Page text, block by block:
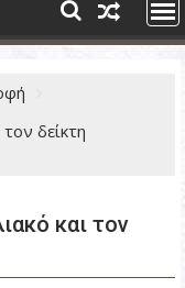
δείκτη
και τον